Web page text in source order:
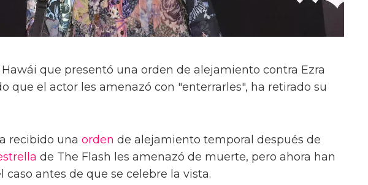
que presentó una orden de alejamiento contra Ezra
que el actor les amenazó con "enterrarles", ha retirado su
recibido una orden de alejamiento temporal después de
de The Flash les amenazó de muerte, pero ahora han
caso antes de que se celebre la vista.